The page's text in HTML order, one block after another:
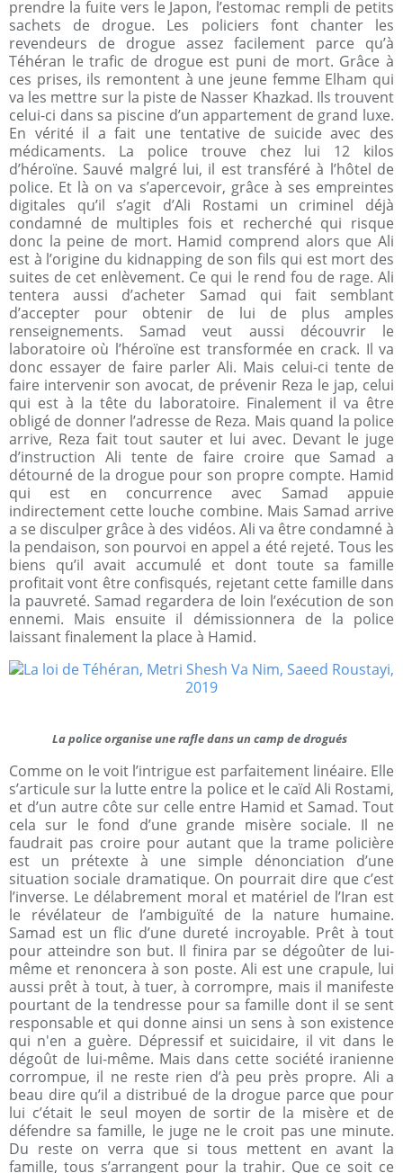
prendre la fuite vers le Japon, l’estomac rempli de petits
sachets de drogue. Les policiers font chanter les
revendeurs de drogue assez facilement parce qu’à
Téhéran le trafic de drogue est puni de mort. Grâce à
ces prises, ils remontent à une jeune femme Elham qui
va les mettre sur la piste de Nasser Khazkad. Ils trouvent
celui-ci dans sa piscine d’un appartement de grand luxe.
En vérité il a fait une tentative de suicide avec des
médicaments. La police trouve chez lui 12 kilos
d’héroïne. Sauvé malgré lui, il est transféré à l’hôtel de
police. Et là on va s’apercevoir, grâce à ses empreintes
digitales qu’il s’agit d’Ali Rostami un criminel déjà
condamné de multiples fois et recherché qui risque
donc la peine de mort. Hamid comprend alors que Ali
est à l’origine du kidnapping de son fils qui est mort des
suites de cet enlèvement. Ce qui le rend fou de rage. Ali
tentera aussi d’acheter Samad qui fait semblant
d’accepter pour obtenir de lui de plus amples
renseignements. Samad veut aussi découvrir le
laboratoire où l’héroïne est transformée en crack. Il va
donc essayer de faire parler Ali. Mais celui-ci tente de
faire intervenir son avocat, de prévenir Reza le jap, celui
qui est à la tête du laboratoire. Finalement il va être
obligé de donner l’adresse de Reza. Mais quand la police
arrive, Reza fait tout sauter et lui avec. Devant le juge
d’instruction Ali tente de faire croire que Samad a
détourné de la drogue pour son propre compte. Hamid
qui est en concurrence avec Samad appuie
indirectement cette louche combine. Mais Samad arrive
a se disculper grâce à des vidéos. Ali va être condamné à
la pendaison, son pourvoi en appel a été rejeté. Tous les
biens qu’il avait accumulé et dont toute sa famille
profitait vont être confisqués, rejetant cette famille dans
la pauvreté. Samad regardera de loin l’exécution de son
ennemi. Mais ensuite il démissionnera de la police
laissant finalement la place à Hamid.
La police organise une rafle dans un camp de drogués
Comme on le voit l’intrigue est parfaitement linéaire. Elle
s’articule sur la lutte entre la police et le caïd Ali Rostami,
et d’un autre côte sur celle entre Hamid et Samad. Tout
cela sur le fond d’une grande misère sociale. Il ne
faudrait pas croire pour autant que la trame policière
est un prétexte à une simple dénonciation d’une
situation sociale dramatique. On pourrait dire que c’est
l’inverse. Le délabrement moral et matériel de l’Iran est
le révélateur de l’ambiguïté de la nature humaine.
Samad est un flic d’une dureté incroyable. Prêt à tout
pour atteindre son but. Il finira par se dégoûter de lui-
même et renoncera à son poste. Ali est une crapule, lui
aussi prêt à tout, à tuer, à corrompre, mais il manifeste
pourtant de la tendresse pour sa famille dont il se sent
responsable et qui donne ainsi un sens à son existence
qui n'en a guère. Dépressif et suicidaire, il vit dans le
dégoût de lui-même. Mais dans cette société iranienne
corrompue, il ne reste rien d’à peu près propre. Ali a
beau dire qu’il a distribué de la drogue parce que pour
lui c’était le seul moyen de sortir de la misère et de
défendre sa famille, le juge ne le croit pas une minute.
Du reste on verra que si tous mettent en avant la
famille, tous s’arrangent pour la trahir. Que ce soit ce